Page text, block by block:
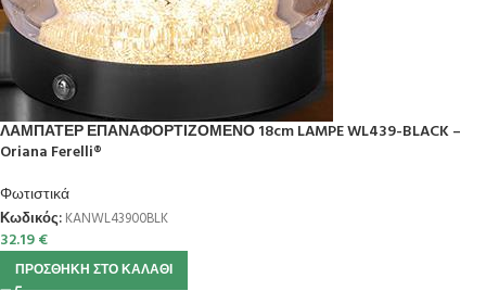
ΛΑΜΠΑΤΕΡ ΕΠΑΝΑΦΟΡΤΙΖΟΜΕΝΟ 18cm LAMPE WL439-BLACK –
Oriana Ferelli®
Φωτιστικά
Κωδικός: KANWL43900BLK
32.19€
ΠΡΟΣΘΉΚΗ ΣΤΟ ΚΑΛΆΘΙ